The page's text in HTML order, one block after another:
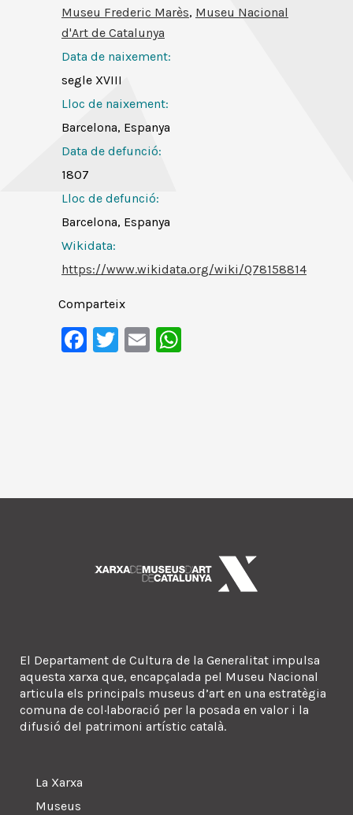
Museu Frederic Marès, Museu Nacional
d'Art de Catalunya
Data de naixement:
segle XVIII
Lloc de naixement:
Barcelona, Espanya
Data de defunció:
1807
Lloc de defunció:
Barcelona, Espanya
Wikidata:
https://www.wikidata.org/wiki/Q78158814
Comparteix
Facebook
Twitter
Email
El Departament de Cultura de la Generalitat impulsa
aquesta xarxa que, encapçalada pel Museu Nacional
articula els principals museus d’art en una estratègia
comuna de col·laboració per la posada en valor i la
difusió del patrimoni artístic català.
La Xarxa
Museus